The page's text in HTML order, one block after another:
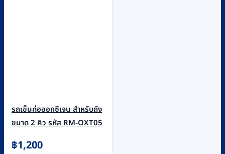
รถเข็นท่อออกซิเจน สำหรับถัง
ขนาด 2 คิว รหัส RM-OXT05
฿1,200